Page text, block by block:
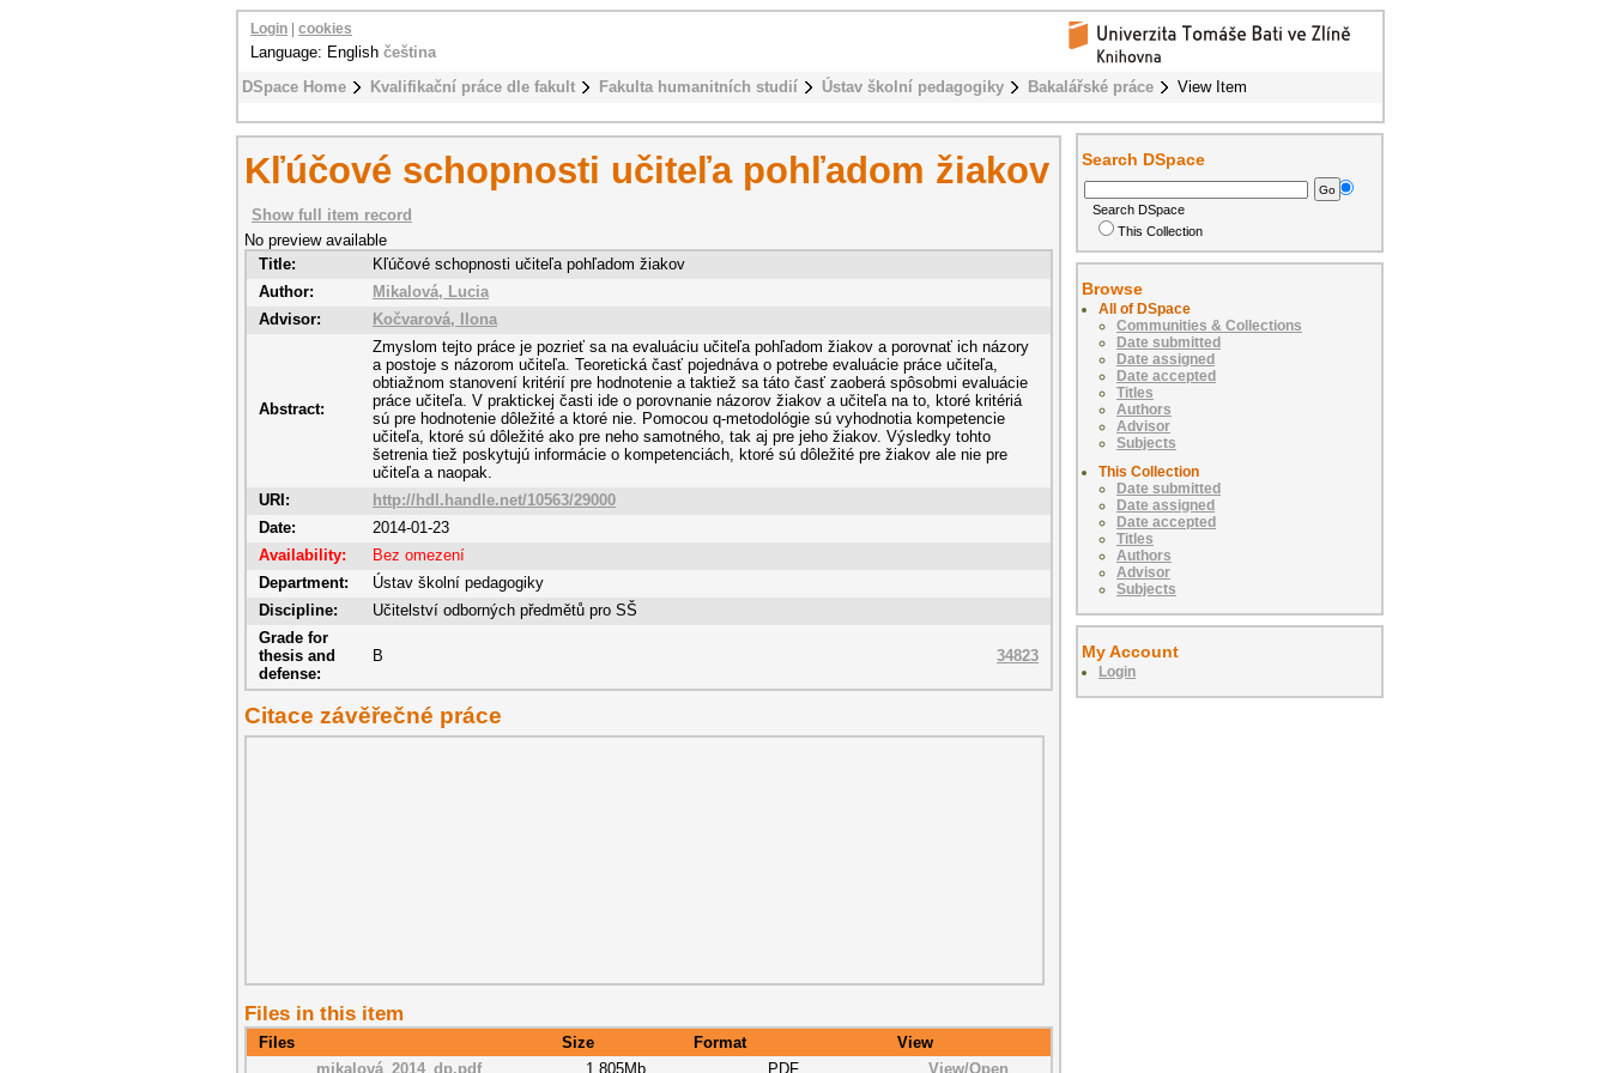
DSpace Home Kvalifikační práce dle fakult Fakulta humanitních studií Ústav školní pedagogiky Bakalářské práce View Item
Login cookies
Language: English čeština
Kľúčové schopnosti učiteľa pohľadom žiakov
Show full item record
No preview available
Title:
Kľúčové schopnosti učiteľa pohľadom žiakov
Author:
Mikalová, Lucia
Advisor:
Kočvarová, Ilona
Abstract:
Zmyslom tejto práce je pozrieť sa na evaluáciu učiteľa pohľadom žiakov a porovnať ich názory
a postoje s názorom učiteľa. Teoretická časť pojednáva o potrebe evaluácie práce učiteľa,
obtiažnom stanovení kritérií pre hodnotenie a taktiež sa táto časť zaoberá spôsobmi evaluácie
práce učiteľa. V praktickej časti ide o porovnanie názorov žiakov a učiteľa na to, ktoré kritériá
sú pre hodnotenie dôležité a ktoré nie. Pomocou q-metodológie sú vyhodnotia kompetencie
učiteľa, ktoré sú dôležité ako pre neho samotného, tak aj pre jeho žiakov. Výsledky tohto
šetrenia tiež poskytujú informácie o kompetenciách, ktoré sú dôležité pre žiakov ale nie pre
učiteľa a naopak.
URI:
http://hdl.handle.net/10563/29000
Date:
2014-01-23
Availability:
Bez omezení
Department:
Ústav školní pedagogiky
Discipline:
Učitelství odborných předmětů pro SŠ
Grade for
thesis and
defense:
B 34823
Citace závěřečné práce
Files in this item
Files Size Format
View
mikalová_2014_dp.pdf
1.805Mb PDF View/Open
Search DSpace
Search DSpace
This Collection
Browse
All of DSpace
Communities & Collections
Date submitted
Date assigned
Date accepted
Titles
Authors
Advisor
Subjects
This Collection
Date submitted
Date assigned
Date accepted
Titles
Authors
Advisor
Subjects
My Account
Login